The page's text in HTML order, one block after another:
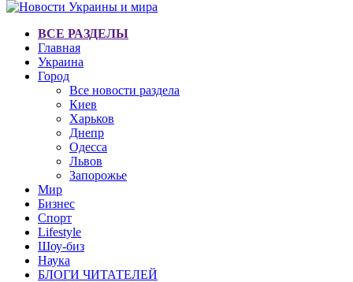
ВСЕ РАЗДЕЛЫ
Главная
Украина
Город
Все новости раздела
Киев
Харьков
Днепр
Одесса
Львов
Запорожье
Мир
Бизнес
Спорт
Lifestyle
Шоу-биз
Наука
БЛОГИ ЧИТАТЕЛЕЙ